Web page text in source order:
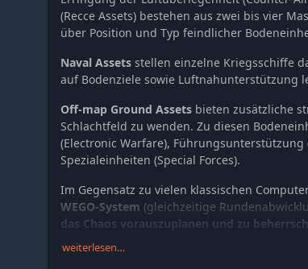
(Recce Assets) bestehen aus zwei bis vier
über Position und Typ feindlicher
Naval Assets stellen einzelne Kriegsschiffe
auf Bodenziele sowie Luftnahunterstützung
Off-map Ground Assets bieten zusätzliche
Schlachtfeld zu wenden. Zu diesen
(Electronic Warfare), Führungsunterstützung
Spezialeinheiten (Special Forces).
Im Gegensatz zu vielen klassischen
WEGO-System (gleichzeitige
das Chaos vorauszuplanen und zu
Mittel optimal, um Lösungen für
weiterlesen…